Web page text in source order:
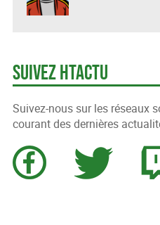
Suivez HTActu
Suivez-nous sur les réseaux
courant des dernières